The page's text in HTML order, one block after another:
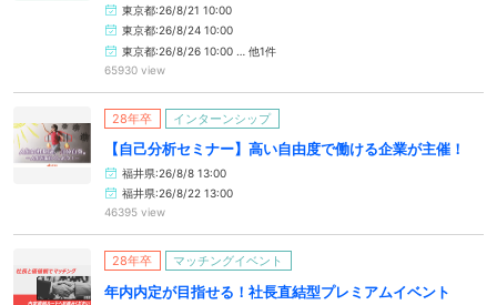
東京都:26/8/21 10:00
東京都:26/8/24 10:00
東京都:26/8/26 10:00 … 他1件
65930 view
28年卒 インターンシップ
【自己分析セミナー】高い自由度で働ける企業が主催！
福井県:26/8/8 13:00
福井県:26/8/22 13:00
46395 view
28年卒 マッチングイベント
年内内定が目指せる！社長直結型プレミアムイベント